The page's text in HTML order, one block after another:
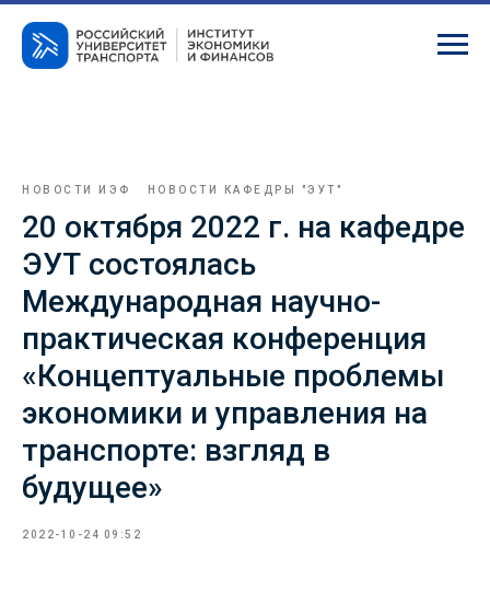
НОВОСТИ ИЭФ НОВОСТИ КАФЕДРЫ "ЭУТ"
20 октября 2022 г. на кафедре
ЭУТ состоялась
Международная научно-
практическая конференция
«Концептуальные проблемы
экономики и управления на
транспорте: взгляд в
будущее»
2022-10-24 09:52